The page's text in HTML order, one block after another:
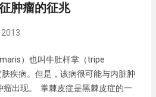
好转。治疗无特效药物，激素软
是要轻度。 拔毛癖 拔毛癖是患儿有
齐的脱发。民间有句俗话叫“像狗啃
形象。治疗主要是别拔，然后自己慢
肿瘤的征兆
2013
）也叫牛肚样掌（tripe
疾病。但是，该病很可能与内脏肿
瘤出现。 掌棘皮症是黑棘皮症的一